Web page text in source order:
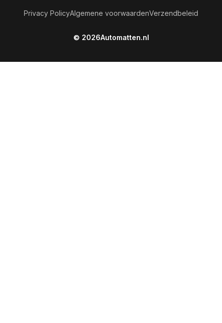
© 2026Automatten.nl
Privacy PolicyAlgemene voorwaardenVerzendbeleid